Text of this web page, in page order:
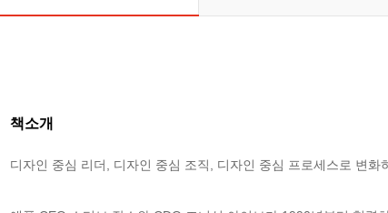
책소개
디자인 중심 리더, 디자인 중심 조직, 디자인 중심 프로세스로 변화